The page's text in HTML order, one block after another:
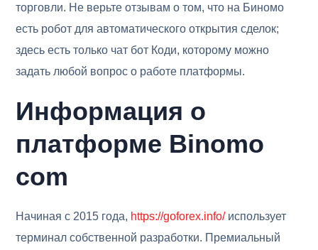
торговли. Не верьте отзывам о том, что на Биномо
есть робот для автоматического открытия сделок;
здесь есть только чат бот Коди, которому можно
задать любой вопрос о работе платформы.
Информация о
платформе Binomo
com
Начиная с 2015 года, https://goforex.info/использует
терминал собственной разработки. Премиальный